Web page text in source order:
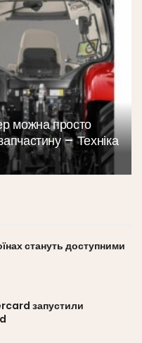
можна просто
– Техніка
стануть доступними
запустили